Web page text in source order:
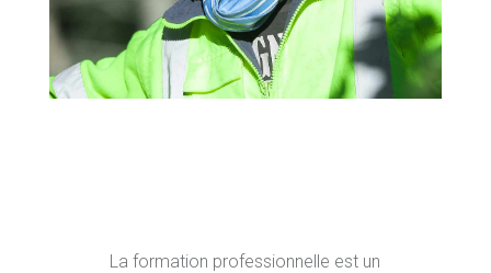
La formation professionnelle est un